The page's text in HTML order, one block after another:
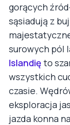
gorących
sąsiadują z
surowych pól
Islandię to
wszystkich
czasie.
eksploracja
jazda konna